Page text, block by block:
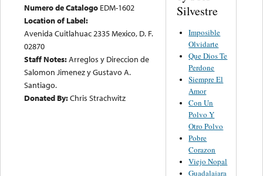
Numero de Catalogo EDM-1602
Location of Label:
Avenida Cuitlahuac 2335 Mexico, D. F.
02870
Staff Notes:Arreglos y Direccion de
Salomon Jimenez y Gustavo A.
Santiago.
Donated By:Chris Strachwitz
Silvestre
Imposible
Olvidarte
Que Dios Te
Perdone
Siempre El
Amor
Con Un
Polvo Y
Otro Polvo
Pobre
Corazon
Viejo Nopal
Guadalajara